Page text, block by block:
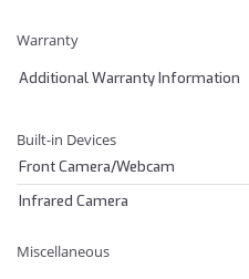
Warranty
Additional Warranty Information
Built-in Devices
Front Camera/Webcam
Infrared Camera
Miscellaneous